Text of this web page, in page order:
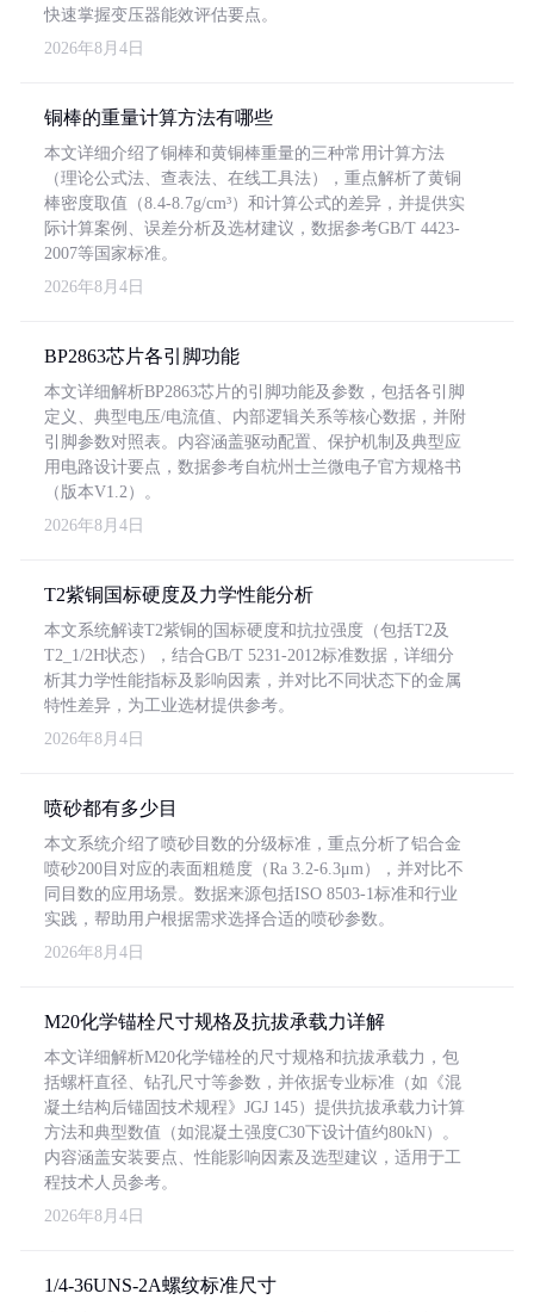
快速掌握变压器能效评估要点。
2026年8月4日
铜棒的重量计算方法有哪些
本文详细介绍了铜棒和黄铜棒重量的三种常用计算方法
（理论公式法、查表法、在线工具法），重点解析了黄铜
棒密度取值（8.4-8.7g/cm³）和计算公式的差异，并提供实
际计算案例、误差分析及选材建议，数据参考GB/T 4423-
2007等国家标准。
2026年8月4日
BP2863芯片各引脚功能
本文详细解析BP2863芯片的引脚功能及参数，包括各引脚
定义、典型电压/电流值、内部逻辑关系等核心数据，并附
引脚参数对照表。内容涵盖驱动配置、保护机制及典型应
用电路设计要点，数据参考自杭州士兰微电子官方规格书
（版本V1.2）。
2026年8月4日
T2紫铜国标硬度及力学性能分析
本文系统解读T2紫铜的国标硬度和抗拉强度（包括T2及
T2_1/2H状态），结合GB/T 5231-2012标准数据，详细分
析其力学性能指标及影响因素，并对比不同状态下的金属
特性差异，为工业选材提供参考。
2026年8月4日
喷砂都有多少目
本文系统介绍了喷砂目数的分级标准，重点分析了铝合金
喷砂200目对应的表面粗糙度（Ra 3.2-6.3μm），并对比不
同目数的应用场景。数据来源包括ISO 8503-1标准和行业
实践，帮助用户根据需求选择合适的喷砂参数。
2026年8月4日
M20化学锚栓尺寸规格及抗拔承载力详解
本文详细解析M20化学锚栓的尺寸规格和抗拔承载力，包
括螺杆直径、钻孔尺寸等参数，并依据专业标准（如《混
凝土结构后锚固技术规程》JGJ 145）提供抗拔承载力计算
方法和典型数值（如混凝土强度C30下设计值约80kN）。
内容涵盖安装要点、性能影响因素及选型建议，适用于工
程技术人员参考。
2026年8月4日
1/4-36UNS-2A螺纹标准尺寸